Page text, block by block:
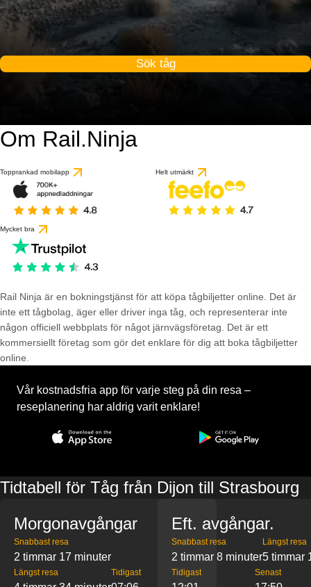
Sök tåg
Om Rail.Ninja
Topprankad mobilapp Helt utmärkt
Mycket bra
Rail Ninja är en bokningstjänst för att köpa tågbiljetter online. Det är
inte ett tågbolag, äger eller driver inga tåg, och representerar inte
någon officiell webbplats för något järnvägsföretag. Det är ett
kommersiellt företag som gör det enklare för dig att boka tågbiljetter
online.
Vår kostnadsfria app för varje steg på din resa –
reseplanering har aldrig varit enklare!
Tidtabell för Tåg från Dijon till Strasbourg
Morgonavgångar
Snabbast resa
2 timmar 17 minuter
Längst resa Tidigast
Eft. avgångar.
Snabbast resa
2 timmar 8 minuter
Längst resa
5 timmar
Tidigast Senast